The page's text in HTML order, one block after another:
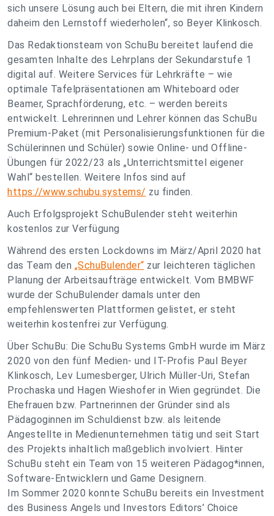
sich unsere Lösung auch bei Eltern, die mit ihren Kindern
daheim den Lernstoff wiederholen“, so Beyer Klinkosch.
Das Redaktionsteam von SchuBu bereitet laufend die
gesamten Inhalte des Lehrplans der Sekundarstufe 1
digital auf. Weitere Services für Lehrkräfte – wie
optimale Tafelpräsentationen am Whiteboard oder
Beamer, Sprachförderung, etc. – werden bereits
entwickelt. Lehrerinnen und Lehrer können das SchuBu
Premium-Paket (mit Personalisierungsfunktionen für die
Schülerinnen und Schüler) sowie Online- und Offline-
Übungen für 2022/23 als „Unterrichtsmittel eigener
Wahl“ bestellen. Weitere Infos sind auf
https://www.schubu.systems/ zu finden.
Auch Erfolgsprojekt SchuBulender steht weiterhin
kostenlos zur Verfügung
Während des ersten Lockdowns im März/April 2020 hat
das Team den „SchuBulender“ zur leichteren täglichen
Planung der Arbeitsaufträge entwickelt. Vom BMBWF
wurde der SchuBulender damals unter den
empfehlenswerten Plattformen gelistet, er steht
weiterhin kostenfrei zur Verfügung.
Über SchuBu: Die SchuBu Systems GmbH wurde im März
2020 von den fünf Medien- und IT-Profis Paul Beyer
Klinkosch, Lev Lumesberger, Ulrich Müller-Uri, Stefan
Prochaska und Hagen Wieshofer in Wien gegründet. Die
Ehefrauen bzw. Partnerinnen der Gründer sind als
Pädagoginnen im Schuldienst bzw. als leitende
Angestellte in Medienunternehmen tätig und seit Start
des Projekts inhaltlich maßgeblich involviert. Hinter
SchuBu steht ein Team von 15 weiteren Pädagog*innen,
Software-Entwicklern und Game Designern.
Im Sommer 2020 konnte SchuBu bereits ein Investment
des Business Angels und Investors Editors’ Choice